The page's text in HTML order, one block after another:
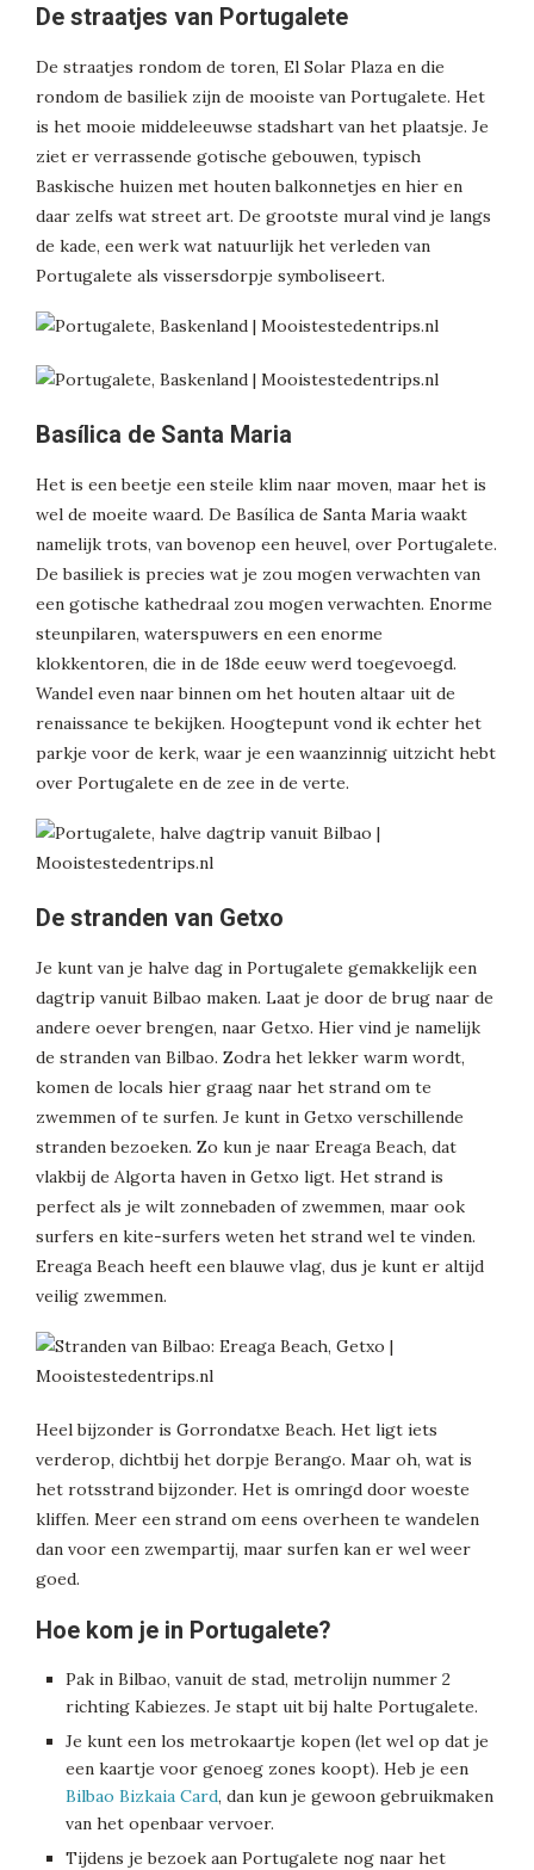
De straatjes van Portugalete
De straatjes rondom de toren, El Solar Plaza en die
rondom de basiliek zijn de mooiste van Portugalete. Het
is het mooie middeleeuwse stadshart van het plaatsje. Je
ziet er verrassende gotische gebouwen, typisch
Baskische huizen met houten balkonnetjes en hier en
daar zelfs wat street art. De grootste mural vind je langs
de kade, een werk wat natuurlijk het verleden van
Portugalete als vissersdorpje symboliseert.
Basílica de Santa Maria
Het is een beetje een steile klim naar moven, maar het is
wel de moeite waard. De Basílica de Santa Maria waakt
namelijk trots, van bovenop een heuvel, over Portugalete.
De basiliek is precies wat je zou mogen verwachten van
een gotische kathedraal zou mogen verwachten. Enorme
steunpilaren, waterspuwers en een enorme
klokkentoren, die in de 18de eeuw werd toegevoegd.
Wandel even naar binnen om het houten altaar uit de
renaissance te bekijken. Hoogtepunt vond ik echter het
parkje voor de kerk, waar je een waanzinnig uitzicht hebt
over Portugalete en de zee in de verte.
De stranden van Getxo
Je kunt van je halve dag in Portugalete gemakkelijk een
dagtrip vanuit Bilbao maken. Laat je door de brug naar de
andere oever brengen, naar Getxo. Hier vind je namelijk
de stranden van Bilbao. Zodra het lekker warm wordt,
komen de locals hier graag naar het strand om te
zwemmen of te surfen. Je kunt in Getxo verschillende
stranden bezoeken. Zo kun je naar Ereaga Beach, dat
vlakbij de Algorta haven in Getxo ligt. Het strand is
perfect als je wilt zonnebaden of zwemmen, maar ook
surfers en kite-surfers weten het strand wel te vinden.
Ereaga Beach heeft een blauwe vlag, dus je kunt er altijd
veilig zwemmen.
Heel bijzonder is Gorrondatxe Beach. Het ligt iets
verderop, dichtbij het dorpje Berango. Maar oh, wat is
het rotsstrand bijzonder. Het is omringd door woeste
kliffen. Meer een strand om eens overheen te wandelen
dan voor een zwempartij, maar surfen kan er wel weer
goed.
Hoe kom je in Portugalete?
Pak in Bilbao, vanuit de stad, metrolijn nummer 2
richting Kabiezes. Je stapt uit bij halte Portugalete.
Je kunt een los metrokaartje kopen (let wel op dat je
een kaartje voor genoeg zones koopt). Heb je een
Bilbao Bizkaia Card, dan kun je gewoon gebruikmaken
van het openbaar vervoer.
Tijdens je bezoek aan Portugalete nog naar het